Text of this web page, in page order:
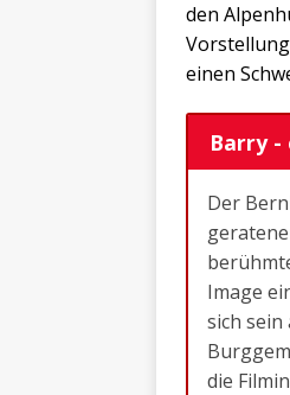
den
einen
Barry -
Der
Image
sich
die